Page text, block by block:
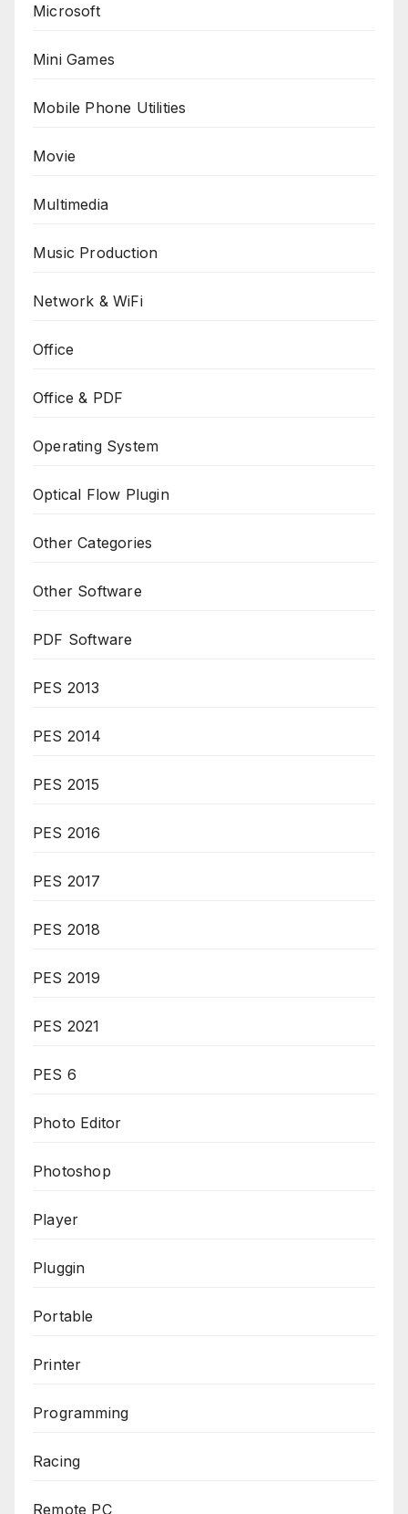
Microsoft
Mini Games
Mobile Phone Utilities
Movie
Multimedia
Music Production
Network & WiFi
Office
Office & PDF
Operating System
Optical Flow Plugin
Other Categories
Other Software
PDF Software
PES 2013
PES 2014
PES 2015
PES 2016
PES 2017
PES 2018
PES 2019
PES 2021
PES 6
Photo Editor
Photoshop
Player
Pluggin
Portable
Printer
Programming
Racing
Remote PC